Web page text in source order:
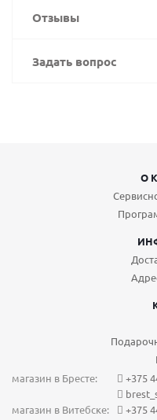
Отзывы
Задать вопрос
О
магазин в Бресте:
+375
магазин в Витебске:
+375